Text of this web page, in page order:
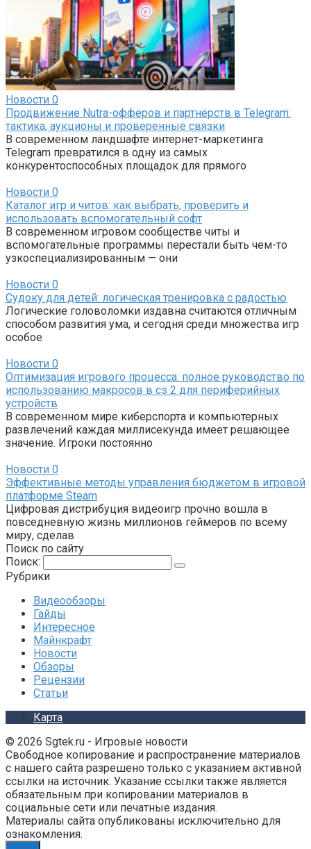
Новости 0
Продвижение Nutra-офферов и партнёрств в Telegram:
тактика, аукционы и проверенные связки
В современном ландшафте интернет-маркетинга
Telegram превратился в одну из самых
конкурентоспособных площадок для прямого
Новости 0
Каталог игр и читов: как выбрать, проверить и
использовать вспомогательный софт
В современном игровом сообществе читы и
вспомогательные программы перестали быть чем-то
узкоспециализированным — они
Новости 0
Судоку для детей: логическая тренировка с радостью
Логические головоломки издавна считаются отличным
способом развития ума, и сегодня среди множества игр
особое
Новости 0
Оптимизация игрового процесса: полное руководство по
использованию макросов в cs 2 для периферийных
устройств
В современном мире киберспорта и компьютерных
развлечений каждая миллисекунда имеет решающее
значение. Игроки постоянно
Новости 0
Эффективные методы управления бюджетом в игровой
платформе Steam
Цифровая дистрибуция видеоигр прочно вошла в
повседневную жизнь миллионов геймеров по всему
миру, сделав
Поиск по сайту
Поиск:
Рубрики
Видеообзоры
Гайды
Интересное
Майнкрафт
Новости
Обзоры
Рецензии
Статьи
Карта
© 2026 Sgtek.ru - Игровые новости
Свободное копирование и распространение материалов
с нашего сайта разрешено только с указанием активной
ссылки на источник. Указание ссылки также является
обязательным при копировании материалов в
социальные сети или печатные издания.
Материалы сайта опубликованы исключительно для
ознакомления.